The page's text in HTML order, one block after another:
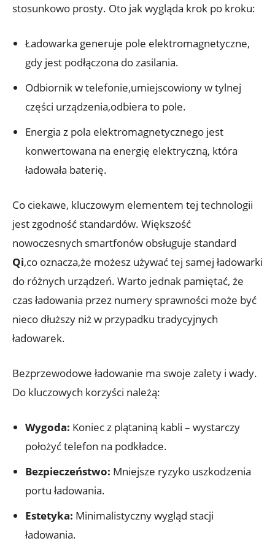
stosunkowo⁣ prosty. ​Oto jak wygląda‌ krok po ‍kroku:
Ładowarka generuje pole elektromagnetyczne,⁢
gdy jest podłączona⁢ do zasilania.
Odbiornik w telefonie,umiejscowiony w tylnej
części ⁣urządzenia,odbiera⁤ to pole.
Energia⁢ z pola elektromagnetycznego ⁣jest
konwertowana‍ na energię‍ elektryczną, która‍
ładowała baterię.
Co⁤ ciekawe,⁣ kluczowym‍ elementem tej technologii
⁣jest zgodność standardów.⁣ Większość
nowoczesnych smartfonów obsługuje standard
Qi,co oznacza,że⁣ możesz używać tej⁣ samej ładowarki‌
do różnych urządzeń.‍ Warto jednak pamiętać, że
czas ładowania przez‍ numery sprawności⁣ może ⁣być
nieco dłuższy niż‍ w​ przypadku⁢ tradycyjnych
ładowarek.
Bezprzewodowe ładowanie ma ⁣swoje‌ zalety‌ i wady.
‌Do kluczowych korzyści‌ należą:
Wygoda: Koniec z​ plątaniną ‌kabli –‍ wystarczy ​
położyć telefon na podkładce.
Bezpieczeństwo: Mniejsze ryzyko uszkodzenia
portu ⁢ładowania.
Estetyka: ⁢Minimalistyczny⁤ wygląd stacji
ładowania.